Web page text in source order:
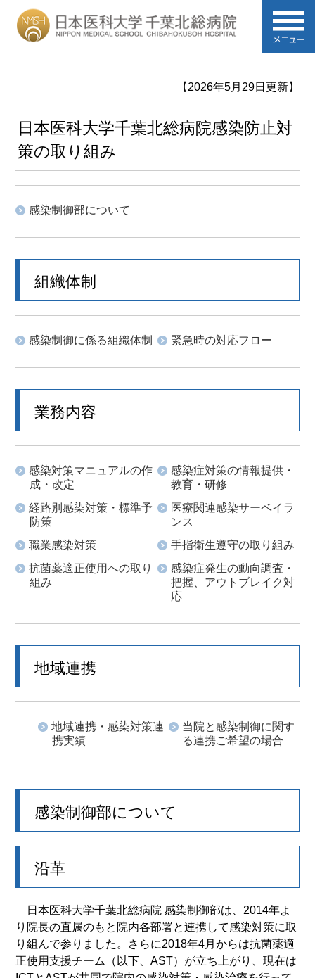
【2026年5月29日更新】
日本医科大学千葉北総病院感染防止対
策の取り組み
感染制御部について
組織体制
感染制御に係る組織体制 緊急時の対応フロー
業務内容
感染対策マニュアルの作
成・改定
感染症対策の情報提供・
教育・研修
経路別感染対策・標準予
防策
医療関連感染サーベイラ
ンス
職業感染対策
手指衛生遵守の取り組み
抗菌薬適正使用への取り
組み
感染症発生の動向調査・
把握、アウトブレイク対
応
地域連携
地域連携・感染対策連
携実績
当院と感染制御に関す
る連携ご希望の場合
感染制御部について
沿革
日本医科大学千葉北総病院 感染制御部は、2014年よ
り院長の直属のもと院内各部署と連携して感染対策に取
り組んで参りました。さらに2018年4月からは抗菌薬適
正使用支援チーム（以下、AST）が立ち上がり、現在は